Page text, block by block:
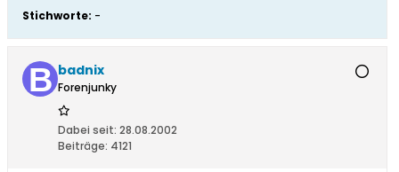
Stichworte: -
badnix
Forenjunky
Dabei seit: 28.08.2002
Beiträge: 4121